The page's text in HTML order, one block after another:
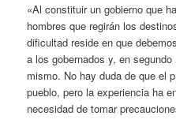
«Al constituir un gobierno que
hombres que regirán los
dificultad reside en que
a los gobernados y, en
mismo. No hay duda de que el
pueblo, pero la experiencia ha
necesidad de tomar